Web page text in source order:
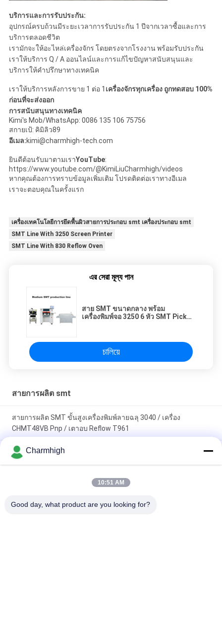
บริการและการรับประกัน:
อุปกรณ์ครบถ้วนมีระยะเวลาการรับประกัน 1 ปีจากเวลาซื้อและการ
บริการตลอดชีวิต
เรามักจะให้อะไหล่เครื่องจักร โดยตรงจากโรงงาน พร้อมรับประกัน
เราให้บริการ Q / A ออนไลน์และการแก้ไขปัญหาสนับสนุนและ
บริการให้คําปรึกษาทางเทคนิค
เราให้บริการหลังการขาย 1 ต่อ 1 เครื่องจักรทุกเครื่อง ถูกทดสอบ 100%
ก่อนที่จะส่งออก
การสนับสนุนทางเทคนิค
Kimi's Mob/WhatsApp: 0086 135 106 75756
สกายเป้: คิมิลิว89
อีเมล:kimi@charmhigh-tech.com
ยินดีต้อนรับมาตามเราYouTube:
https://www.youtube.com/@KimiLiuCharmhigh/videos
หากคุณต้องการทราบข้อมูลเพิ่มเติม โปรดติดต่อเราทางอีเมล
เราจะตอบคุณในครั้งแรก
เครื่องเทคโนโลยีการยึดพื้นผิวสายการประกอบ smt เครื่องประกอบ smt
SMT Line With 3250 Screen Printer
SMT Line With 830 Reflow Oven
এর সেরা মূল্য পান
สาย SMT ขนาดกลาง พร้อม
เครื่องพิมพ์จอ 3250 6 หัว SMT Pick
চালিয়ে
สายการผลิต smt
สายการผลิต SMT ขั้นสูงเครื่องพิมพ์ลายฉลุ 3040 / เครื่อง
CHMT48VB Pnp / เตาอบ Reflow T961
ความยาวรวม 3.5m ความแม่นยําสูง SMT สายการผลิตขนาดเล็ก
0201, BGA, 144 pin IC
สายการประกอบ PCB อัตโนมัติเต็มรูปแบบประสิทธิภาพสูงสำหรับ
Charmhigh
10:51 AM
Good day, what product are you looking for?